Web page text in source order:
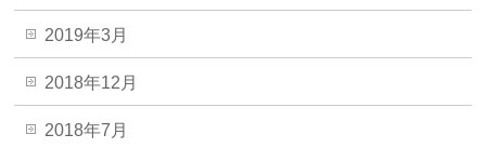
2019年3月
2018年12月
2018年7月